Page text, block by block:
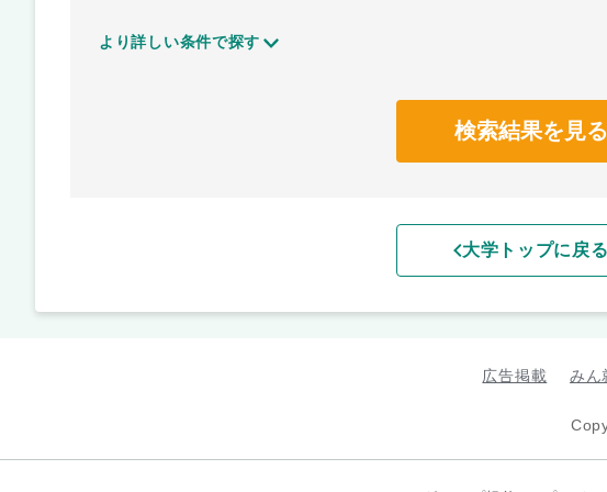
より詳しい条件で探す
検索結果を見る
大学トップに戻る
広告掲載 みん